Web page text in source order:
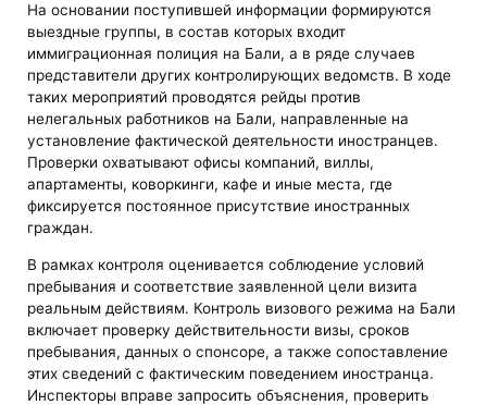
На основании поступившей информации формируются
выездные группы, в состав которых входит
иммиграционная полиция на Бали, а в ряде случаев
представители других контролирующих ведомств. В ходе
таких мероприятий проводятся рейды против
нелегальных работников на Бали, направленные на
установление фактической деятельности иностранцев.
Проверки охватывают офисы компаний, виллы,
апартаменты, коворкинги, кафе и иные места, где
фиксируется постоянное присутствие иностранных
граждан.
В рамках контроля оценивается соблюдение условий
пребывания и соответствие заявленной цели визита
реальным действиям. Контроль визового режима на Бали
включает проверку действительности визы, сроков
пребывания, данных о спонсоре, а также сопоставление
этих сведений с фактическим поведением иностранца.
Инспекторы вправе запросить объяснения, проверить